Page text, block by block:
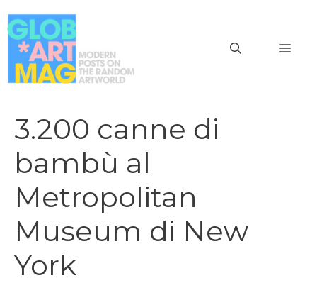
al
contenuto
3.200 canne di
bambù al
Metropolitan
Museum di New
York